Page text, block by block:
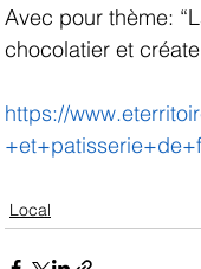
Avec pour thème:
chocolatier et
https://
Local